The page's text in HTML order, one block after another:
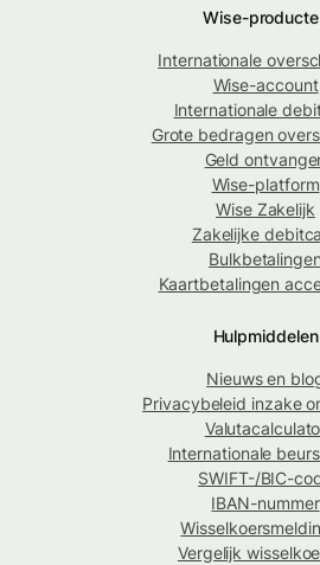
Wise-
Internationale
Wise-account
Internationale
Grote bedragen
Geld
Wise-platform
Wise Zakelijk
Zakelijke
Bulkbetalingen
Kaartbetalingen
Hulpmiddelen
Nieuws en
Privacybeleid inzake
Internationale
SWIFT-/BIC-
IBAN-nummer
Vergelijk